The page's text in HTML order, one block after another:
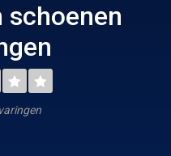
schoenen